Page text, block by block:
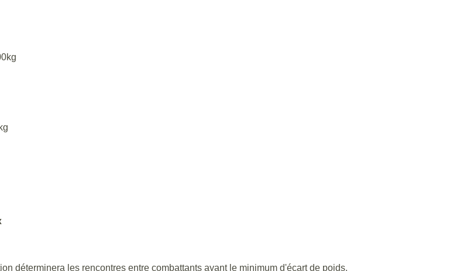
déterminera les rencontres entre combattants ayant le minimum d'écart de poids.